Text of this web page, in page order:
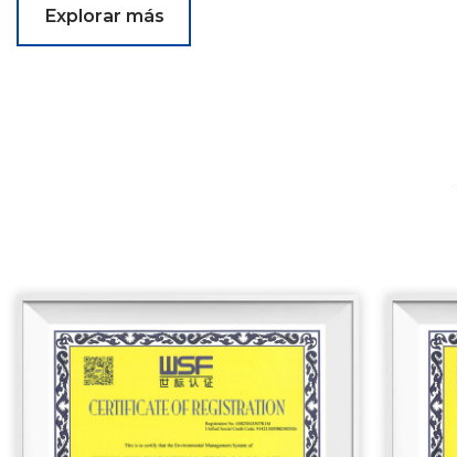
Explorar más